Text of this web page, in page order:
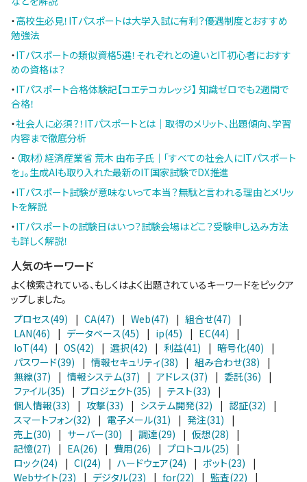
・高校生必見！ITパスポートは大学入試に有利？優遇制度とおすすめ
勉強法
・ITパスポートの類似資格5選！それぞれとの違いとIT初心者におすす
めの資格は？
・ITパスポート合格体験記【コエテコカレッジ】 知識ゼロでも2週間で
合格！
・社会人に必須？！ITパスポートとは｜取得のメリット、出題傾向、学習
内容まで徹底分析
・ （取材）経済産業省 荒木 由布子氏｜「すべての社会人にITパスポート
を」。生成AIも取り入れた最新のIT国家試験でDX推進
・ITパスポート試験が意味ないって本当？無駄と言われる理由とメリッ
トを解説
・ITパスポートの試験日はいつ？試験会場はどこ？受験申し込み方法
も詳しく解説！
人気のキーワード
よく検索されている、もしくはよく出題されているキーワードをピックア
ップしました。
プロセス(49)
| CA(47) | Web(47) | 組合せ(47)
|
LAN(46)
| データベース(45) | ip(45) | EC(44)
|
IoT(44)
| OS(42) | 選択(42) | 利益(41) | 暗号化(40)
|
パスワード(39)
| 情報セキュリティ(38) | 組み合わせ(38)
|
無線(37)
| 情報システム(37) | アドレス(37) | 委託(36)
|
ファイル(35)
| プロジェクト(35) | テスト(33)
|
個人情報(33)
| 攻撃(33) | システム開発(32) | 認証(32)
|
スマートフォン(32)
| 電子メール(31) | 発注(31)
|
売上(30)
| サーバー(30) | 調達(29) | 仮想(28)
|
記憶(27)
| EA(26) | 費用(26) | プロトコル(25)
|
ロック(24)
| CI(24) | ハードウェア(24) | ボット(23)
|
Webサイト(23)
| デジタル(23) | for(22) | 監査(22) |